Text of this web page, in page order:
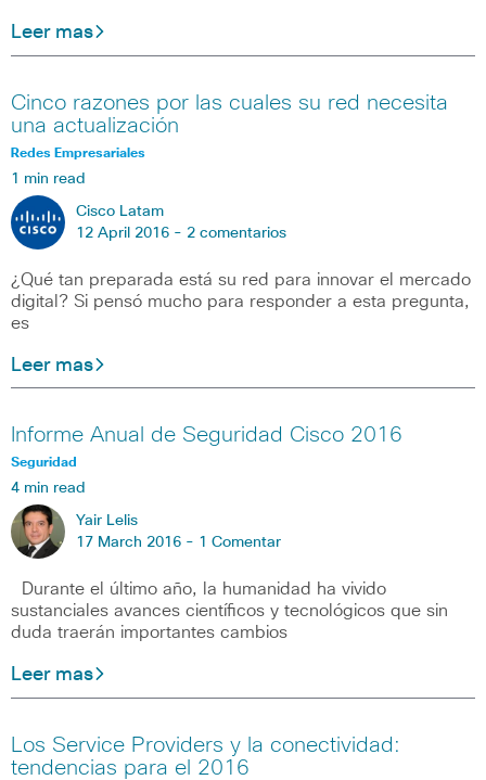
Leer mas
Cinco razones por las cuales su red necesita
una actualización
Redes Empresariales
1 min read
Cisco Latam
12 April 2016 - 2 comentarios
¿Qué tan preparada está su red para innovar el mercado
digital? Si pensó mucho para responder a esta pregunta,
es
Leer mas
Informe Anual de Seguridad Cisco 2016
Seguridad
4 min read
Yair Lelis
17 March 2016 - 1 Comentar
Durante el último año, la humanidad ha vivido
sustanciales avances científicos y tecnológicos que sin
duda traerán importantes cambios
Leer mas
Los Service Providers y la conectividad:
tendencias para el 2016